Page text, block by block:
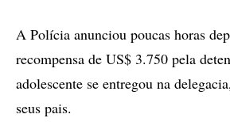
A Polícia anunciou poucas horas
recompensa de US$ 3.750 pela
adolescente se entregou na
seus pais.